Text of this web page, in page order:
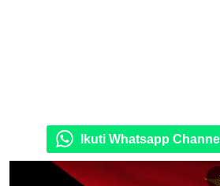
Ikuti Whatsapp